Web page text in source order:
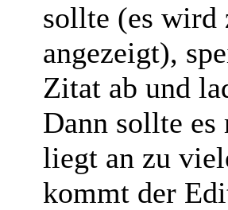
sollte (es
angezeigt),
Zitat ab und
Dann sollte
liegt an zu
kommt der